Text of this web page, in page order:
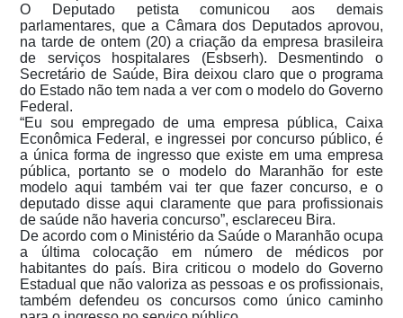
O Deputado petista comunicou aos demais
parlamentares, que a Câmara dos Deputados aprovou,
na tarde de ontem (20) a criação da empresa brasileira
de serviços hospitalares (Esbserh). Desmentindo o
Secretário de Saúde, Bira deixou claro que o programa
do Estado não tem nada a ver com o modelo do Governo
Federal.
“Eu sou empregado de uma empresa pública, Caixa
Econômica Federal, e ingressei por concurso público, é
a única forma de ingresso que existe em uma empresa
pública, portanto se o modelo do Maranhão for este
modelo aqui também vai ter que fazer concurso, e o
deputado disse aqui claramente que para profissionais
de saúde não haveria concurso”, esclareceu Bira.
De acordo com o Ministério da Saúde o Maranhão ocupa
a última colocação em número de médicos por
habitantes do país. Bira criticou o modelo do Governo
Estadual que não valoriza as pessoas e os profissionais,
também defendeu os concursos como único caminho